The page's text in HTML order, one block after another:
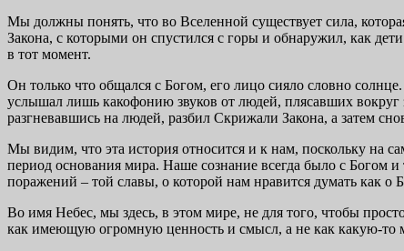
Мы должны понять, что во Вселенной существует сила,
Закона, с которыми он спустился с горы и обнаружил, как
в тот момент.
Он только что общался с Богом, его лицо сияло словно
услышал лишь какофонию звуков от людей, плясавших вокруг
разгневавшись на людей, разбил Скрижали Закона, а затем
Мы видим, что эта история относится и к нам, поскольку на
период основания мира. Наше сознание всегда было с Богом
поражений – той славы, о которой нам нравится думать как о
Во имя Небес, мы здесь, в этом мире, не для того, чтобы
как имеющую огромную ценность и смысл, а не как какую-